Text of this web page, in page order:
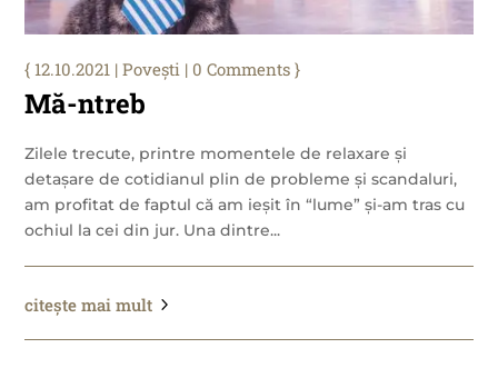
Mă-ntreb
12.10.2021 |Povești | 0 Comments
Zilele trecute, printre momentele de relaxare și
detașare de cotidianul plin de probleme și scandaluri,
am profitat de faptul că am ieșit în “lume” și-am tras cu
ochiul la cei din jur. Una dintre...
citește mai mult